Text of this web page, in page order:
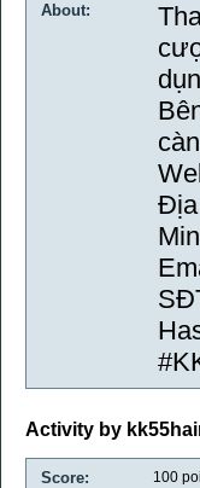
About:
Địa
Activity by
Score: 100